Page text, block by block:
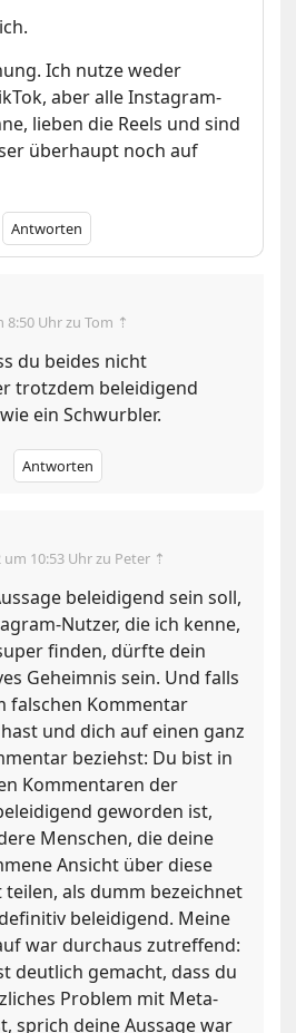
Ich nutze weder
aber alle Instagram-
lieben die Reels und sind
überhaupt noch auf
Antworten
8:50 Uhrzu Tom ⇡
du beides nicht
trotzdem beleidigend
ein Schwurbler.
Antworten
um 10:53 Uhrzu Peter ⇡
beleidigend sein soll,
Nutzer, die ich kenne,
finden, dürfte dein
Geheimnis sein. Und falls
falschen Kommentar
und dich auf einen ganz
beziehst: Du bist in
Kommentaren der
geworden ist,
Menschen, die deine
Ansicht über diese
teilen, als dumm bezeichnet
beleidigend. Meine
war durchaus zutreffend:
deutlich gemacht, dass du
Problem mit Meta-
sprich deine Aussage war